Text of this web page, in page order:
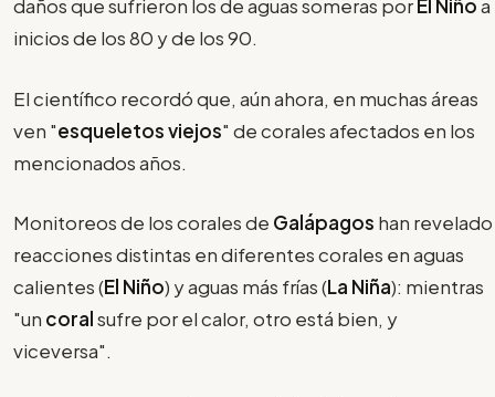
daños que sufrieron los de aguas someras porEl Niñoa
inicios de los 80 y de los 90.
El científico recordó que, aún ahora, en muchas áreas
ven "esqueletos viejos" de corales afectados en los
mencionados años.
Monitoreos de los corales de Galápagos han revelado
reacciones distintas en diferentes corales en aguas
calientes (El Niño) y aguas más frías (La Niña): mientras
"un coralsufre por el calor, otro está bien, y
viceversa".